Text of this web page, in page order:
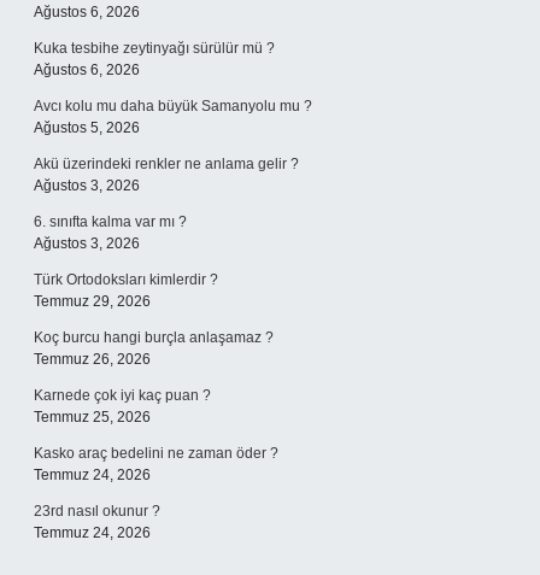
Ağustos 6, 2026
Kuka tesbihe zeytinyağı sürülür mü ?
Ağustos 6, 2026
Avcı kolu mu daha büyük Samanyolu mu ?
Ağustos 5, 2026
Akü üzerindeki renkler ne anlama gelir ?
Ağustos 3, 2026
6. sınıfta kalma var mı ?
Ağustos 3, 2026
Türk Ortodoksları kimlerdir ?
Temmuz 29, 2026
Koç burcu hangi burçla anlaşamaz ?
Temmuz 26, 2026
Karnede çok iyi kaç puan ?
Temmuz 25, 2026
Kasko araç bedelini ne zaman öder ?
Temmuz 24, 2026
23rd nasıl okunur ?
Temmuz 24, 2026